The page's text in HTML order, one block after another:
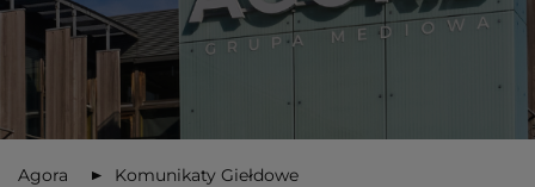
Agora
Komunikaty Giełdowe